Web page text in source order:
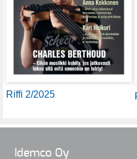
Riffi 2/2025
Idemco Oy